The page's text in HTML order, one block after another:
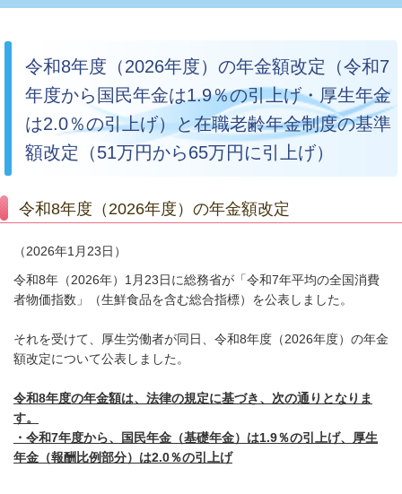
令和8年度（2026年度）の年金額改定（令和7
年度から国民年金は1.9％の引上げ・厚生年金
は2.0％の引上げ）と在職老齢年金制度の基準
額改定（51万円から65万円に引上げ）
令和8年度（2026年度）の年金額改定
（2026年1月23日）
令和8年（2026年）1月23日に総務省が「令和7年平均の全国消費
者物価指数」（生鮮食品を含む総合指標）を公表しました。
それを受けて、厚生労働者が同日、令和8年度（2026年度）の年金
額改定について公表しました。
令和8年度の年金額は、法律の規定に基づき、次の通りとなりま
す。
・令和7年度から、国民年金（基礎年金）は1.9％の引上げ、厚生
年金（報酬比例部分）は2.0％の引上げ